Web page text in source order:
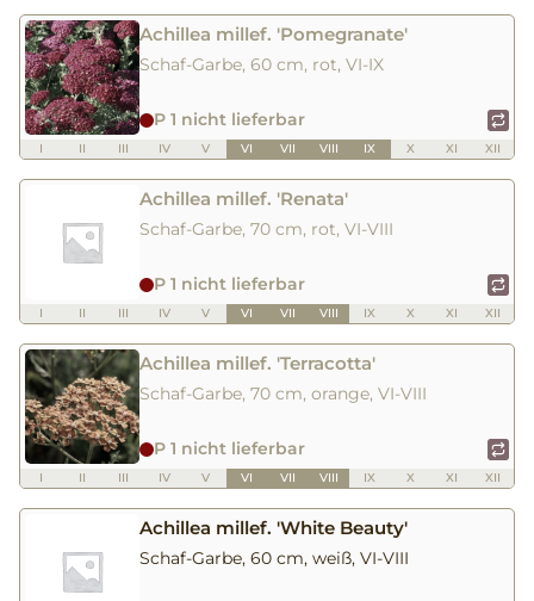
Achillea millef. 'Pomegranate'
Schaf-Garbe, 60 cm, rot, VI-IX
P 1 nicht lieferbar
I II III IV V VI VII VIII IX X XI XII
Achillea millef. 'Renata'
Schaf-Garbe, 70 cm, rot, VI-VIII
P 1 nicht lieferbar
I II III IV V VI VII VIII IX X XI XII
Achillea millef. 'Terracotta'
Schaf-Garbe, 70 cm, orange, VI-VIII
P 1 nicht lieferbar
I II III IV V VI VII VIII IX X XI XII
Achillea millef. 'White Beauty'
Schaf-Garbe, 60 cm, weiß, VI-VIII